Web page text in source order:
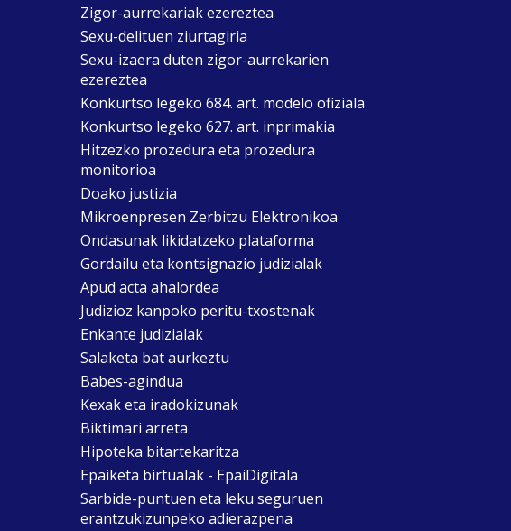
Zigor-aurrekariak ezereztea
Sexu-delituen ziurtagiria
Sexu-izaera duten zigor-aurrekarien
ezereztea
Konkurtso legeko 684. art. modelo ofiziala
Konkurtso legeko 627. art. inprimakia
Hitzezko prozedura eta prozedura
monitorioa
Doako justizia
Mikroenpresen Zerbitzu Elektronikoa
Ondasunak likidatzeko plataforma
Gordailu eta kontsignazio judizialak
Apud acta ahalordea
Judizioz kanpoko peritu-txostenak
Enkante judizialak
Salaketa bat aurkeztu
Babes-agindua
Kexak eta iradokizunak
Biktimari arreta
Hipoteka bitartekaritza
Epaiketa birtualak - EpaiDigitala
Sarbide-puntuen eta leku seguruen
erantzukizunpeko adierazpena